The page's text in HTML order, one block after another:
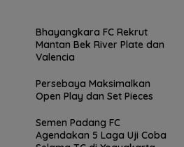
Bhayangkara FC Rekrut
Mantan Bek River Plate dan
Valencia
Persebaya Maksimalkan
Open Play dan Set Pieces
Semen Padang FC
Agendakan 5 Laga Uji Coba